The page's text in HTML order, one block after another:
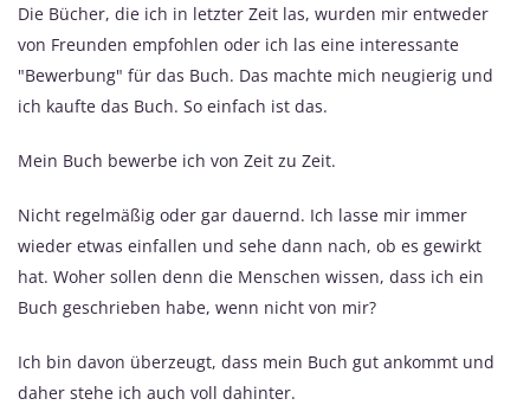
Die Bücher, die ich in letzter Zeit las, wurden mir entweder
von Freunden empfohlen oder ich las eine interessante
"Bewerbung" für das Buch. Das machte mich neugierig und
ich kaufte das Buch. So einfach ist das.
Mein Buch bewerbe ich von Zeit zu Zeit.
Nicht regelmäßig oder gar dauernd. Ich lasse mir immer
wieder etwas einfallen und sehe dann nach, ob es gewirkt
hat. Woher sollen denn die Menschen wissen, dass ich ein
Buch geschrieben habe, wenn nicht von mir?
Ich bin davon überzeugt, dass mein Buch gut ankommt und
daher stehe ich auch voll dahinter.